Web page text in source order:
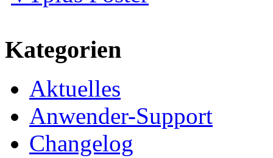
Kategorien
Aktuelles
Anwender-Support
Changelog